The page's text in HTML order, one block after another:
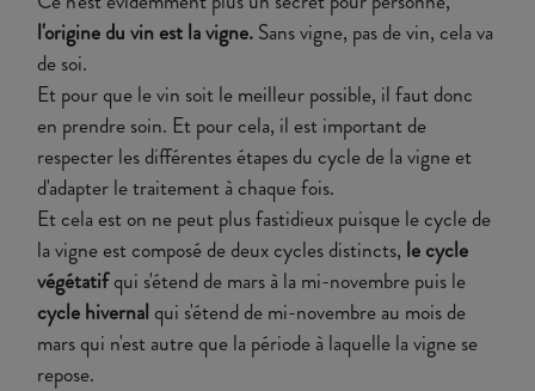
l'origine du vin est la vigne. Sans vigne, pas de vin, cela va
de soi.
Et pour que le vin soit le meilleur possible, il faut donc
en prendre soin. Et pour cela, il est important de
respecter les différentes étapes du cycle de la vigne et
d'adapter le traitement à chaque fois.
Et cela est on ne peut plus fastidieux puisque le cycle de
la vigne est composé de deux cycles distincts, le cycle
végétatifqui s'étend de mars à la mi-novembre puis le
cycle hivernal qui s'étend de mi-novembre au mois de
mars qui n'est autre que la période à laquelle la vigne se
repose.